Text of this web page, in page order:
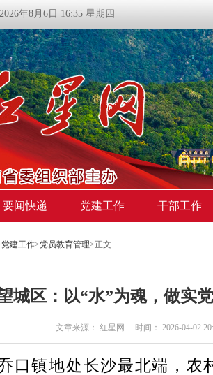
2026年8月6日 16:35 星期四
要闻快递 党建工作 干部工作
党建工作>党员教育管理>正文
城区：以“水”为魂，做实
文章来源： 红星网 时间： 2026-04-02
口镇地处长沙最北端，农